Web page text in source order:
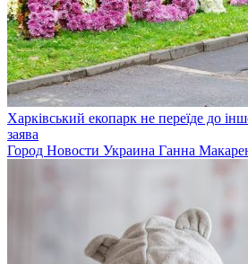
Харківський екопарк не переїде до
заява
Город Новости Украина Ганна